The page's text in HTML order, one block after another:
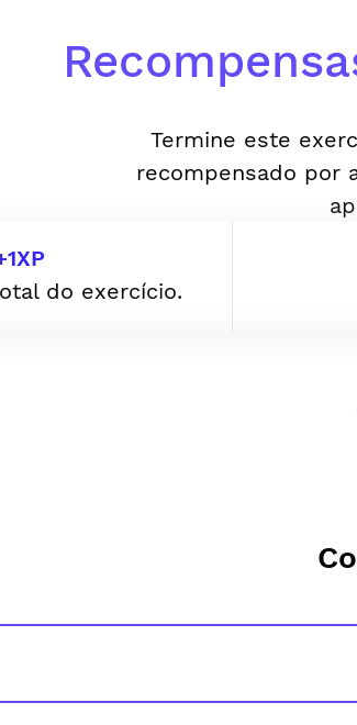
Termine este
recompensado por
1XP
do exercício.